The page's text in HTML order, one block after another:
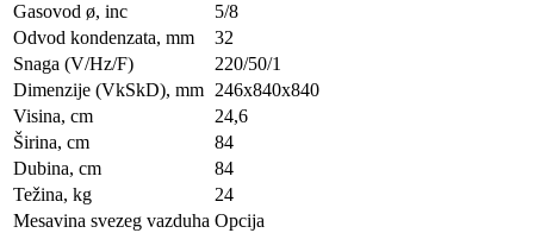
Gasovod ø, inc
5/8
Odvod kondenzata, mm
32
Snaga (V/Hz/F)
220/50/1
Dimenzije (VkSkD), mm 246х840х840
Visina, сm
24,6
Širina, сm
84
Dubina, сm
84
Težina, kg
24
Mesavina svezeg vazduha Opcija